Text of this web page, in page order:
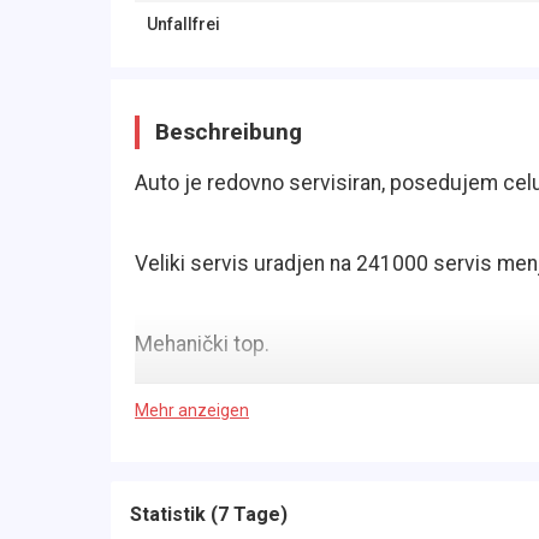
Unfallfrei
Beschreibung
Auto je redovno servisiran, posedujem
Veliki servis uradjen na 241000 servis
Mehanički top.
Limarski bez oštećenja.
Mogući svaki vid provere od strane vašeg
Mehr anzeigen
Statistik (7 Tage)